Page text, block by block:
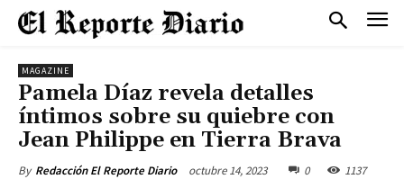
MAGAZINE
Pamela Díaz revela detalles
íntimos sobre su quiebre con
Jean Philippe en Tierra Brava
By Redacción El Reporte Diario octubre 14, 2023 0 1137